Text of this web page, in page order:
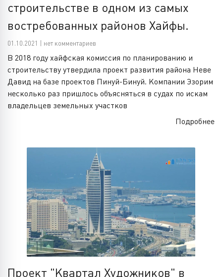
строительстве в одном из самых
востребованных районов Хайфы.
01.10.2021 | нет комментариев
В 2018 году хайфская комиссия по планированию и
строительству утвердила проект развития района Неве
Давид на базе проектов Пинуй-Бинуй. Компании Эзорим
несколько раз пришлось объясняться в судах по искам
владельцев земельных участков
Подробнее
Проект "Квартал Художников" в